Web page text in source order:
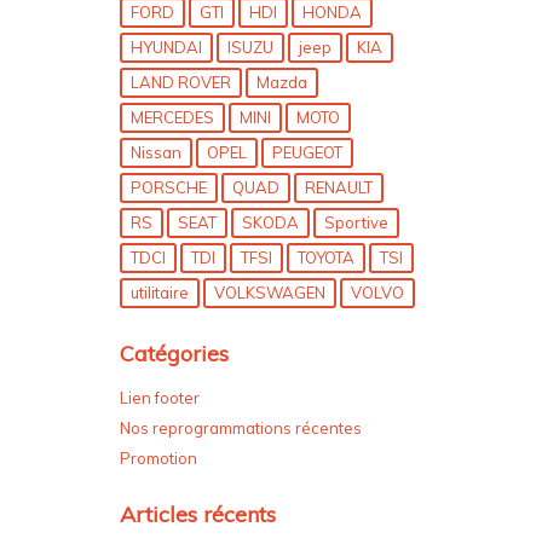
FORD
GTI HDI
HONDA
HYUNDAI
ISUZU jeep
KIA
LAND ROVER
Mazda
MERCEDES
MINI
MOTO
Nissan
OPEL
PEUGEOT
PORSCHE
QUAD
RENAULT
RS
SEAT SKODA
Sportive
TDCI
TDI TFSI TOYOTA
TSI
utilitaire
VOLKSWAGEN VOLVO
Catégories
Lien footer
Nos reprogrammations récentes
Promotion
Articles récents